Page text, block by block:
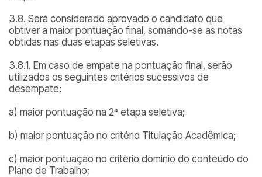
3.8. Será considerado aprovado o candidato que
obtiver a maior pontuação final, somando-se as notas
obtidas nas duas etapas seletivas.
3.8.1. Em caso de empate na pontuação final, serão
utilizados os seguintes critérios sucessivos de
desempate:
a) maior pontuação na 2ª etapa seletiva;
b) maior pontuação no critério Titulação Acadêmica;
c) maior pontuação no critério domínio do conteúdo do
Plano de Trabalho;